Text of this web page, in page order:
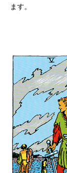
ます。